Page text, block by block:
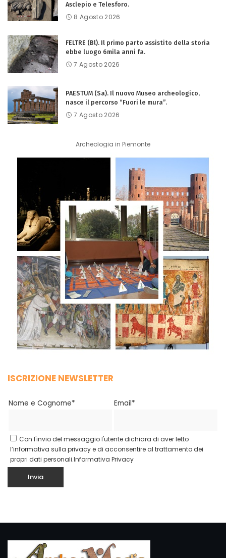
Asclepio e Telesforo.
8 Agosto 2026
FELTRE (Bl). Il primo parto assistito della storia
ebbe luogo 6mila anni fa.
7 Agosto 2026
PAESTUM (Sa). Il nuovo Museo archeologico,
nasce il percorso “Fuori le mura”.
7 Agosto 2026
Archeologia in Piemonte
ISCRIZIONE NEWSLETTER
Nome e Cognome* Email*
Con l'invio del messaggio l'utente dichiara di aver letto
l’informativa sulla privacy e di acconsentire al trattamento dei
propri dati personali.Informativa Privacy